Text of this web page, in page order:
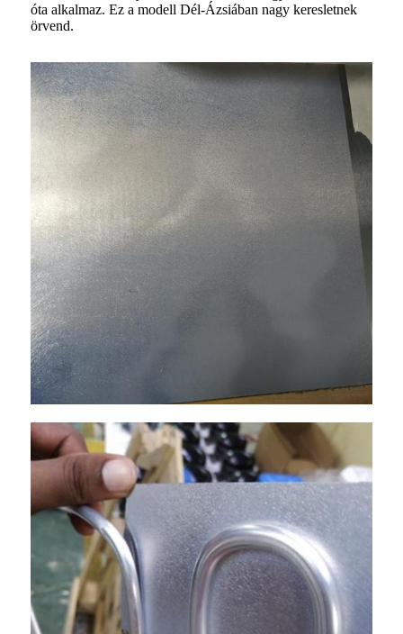
óta alkalmaz. Ez a modell Dél-Ázsiában nagy keresletnek
örvend.